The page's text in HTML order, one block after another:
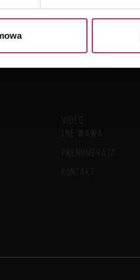
LNE WAWA
VIDEO
PRENUMERATA